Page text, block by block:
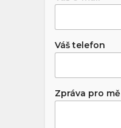
Váš telefon
Zpráva pro mě